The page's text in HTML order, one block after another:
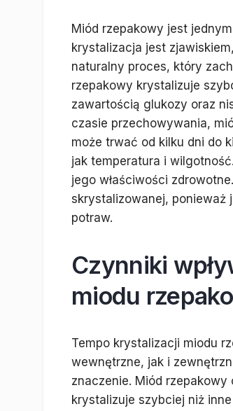
Miód rzepakowy jest
krystalizacja jest
naturalny proces, który
rzepakowy krystalizuje
zawartością glukozy oraz
czasie przechowywania,
może trwać od kilku dni do
jak temperatura i
jego właściwości
skrystalizowanej, ponieważ
potraw.
Czynniki
miodu
Tempo krystalizacji miodu
wewnętrzne, jak i
znaczenie. Miód
krystalizuje szybciej niż